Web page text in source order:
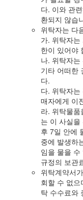
다. 이와 관
환되지 않습
위탁자는 다
가. 위탁자
한이 있어야
나. 위탁자
기타 어떠한
다.
다. 위탁자
매자에게 이
라. 위탁물
는 이 사실
후 7일 안에
중에 발생하
임을 물을
규정의 보관
위탁계약서
회할 수 없
탁 수수료와